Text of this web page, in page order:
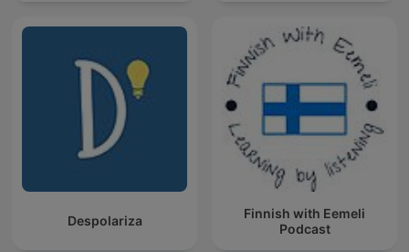
Despolariza
Finnish with Eemeli
Podcast